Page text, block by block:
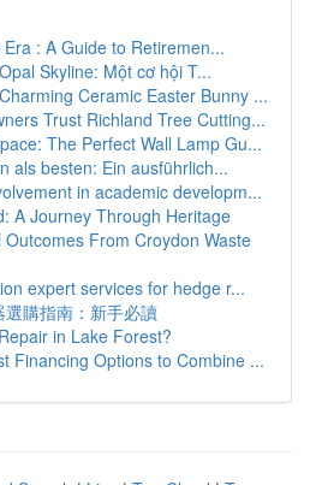
: A Guide to Retiremen...
Skyline: Một cơ hội T...
Ceramic Easter Bunny ...
Trust Richland Tree Cutting...
The Perfect Wall Lamp Gu...
als besten: Ein ausführlich...
in academic developm...
A Journey Through Heritage
From Croydon Waste
expert services for hedge r...
購指南：新手必讀
in Lake Forest?
Financing Options to Combine ...